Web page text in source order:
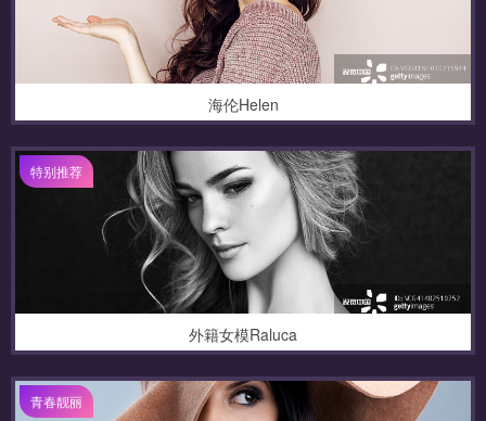
海伦Helen
特别推荐
外籍女模Raluca
青春靓丽